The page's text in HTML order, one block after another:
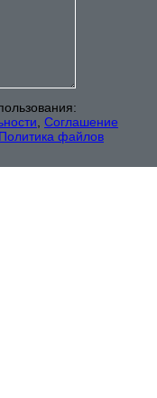
, Соглашение
Политика файлов